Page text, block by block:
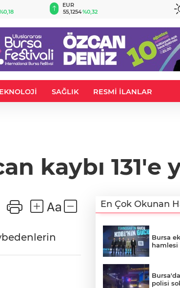
EUR
55,1254%0,32
SAĞLIK RESMİ İLANLAR
kaybı 131'e
En Çok Okunan
Bursa
hamlesi
polisi